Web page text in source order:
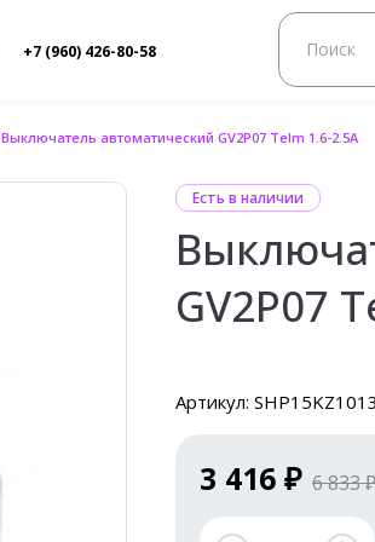
+7 (960) 426-80-58
Выключатель автоматический GV2P07 Telm 1.6-2.5А
Есть в наличии
GV2P07
Артикул:
3 416 ₽ 6 833 ₽